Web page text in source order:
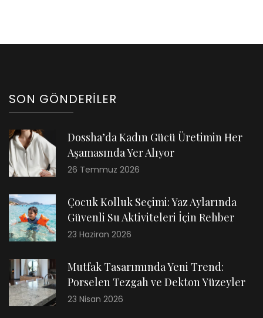
SON GÖNDERILER
Dossha’da Kadın Gücü Üretimin Her
Aşamasında Yer Alıyor
26 Temmuz 2026
Çocuk Kolluk Seçimi: Yaz Aylarında
Güvenli Su Aktiviteleri İçin Rehber
23 Haziran 2026
Mutfak Tasarımında Yeni Trend:
Porselen Tezgah ve Dekton Yüzeyler
23 Nisan 2026